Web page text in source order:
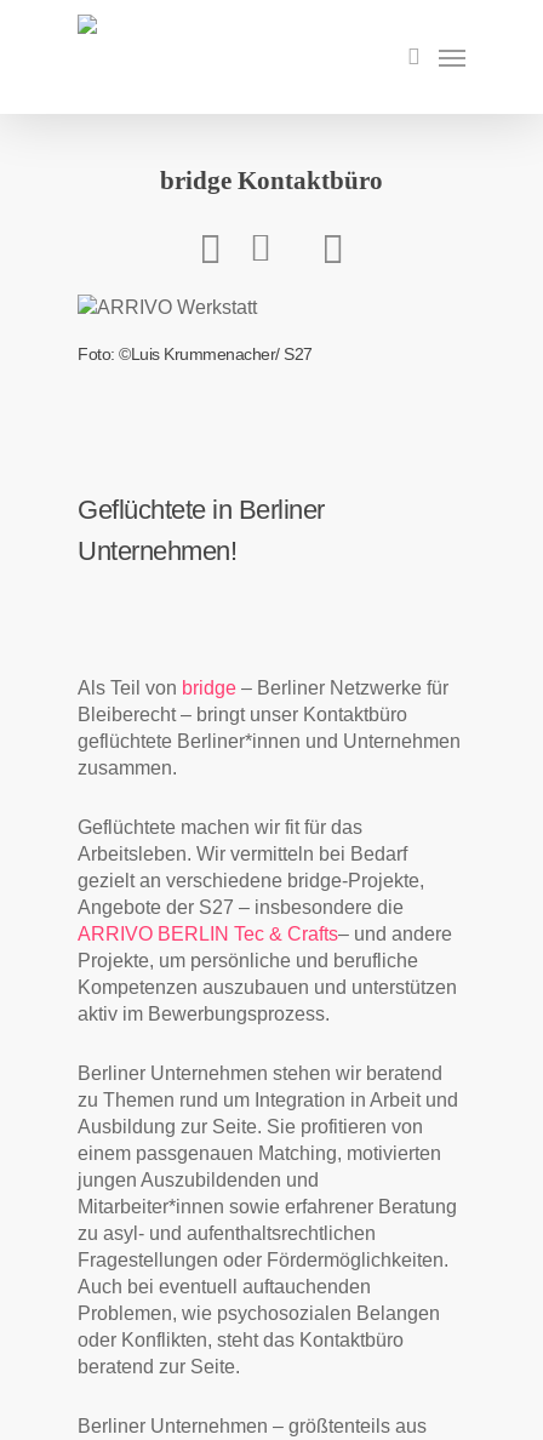
search
Menu
bridge Kontaktbüro
Foto: ©Luis Krummenacher/ S27
Geflüchtete in Berliner
Unternehmen!
Als Teil von bridge – Berliner Netzwerke für
Bleiberecht – bringt unser Kontaktbüro
geflüchtete Berliner*innen und Unternehmen
zusammen.
Geflüchtete machen wir fit für das
Arbeitsleben. Wir vermitteln bei Bedarf
gezielt an verschiedene bridge-Projekte,
Angebote der S27 – insbesondere die
ARRIVO BERLIN Tec & Crafts– und andere
Projekte, um persönliche und berufliche
Kompetenzen auszubauen und unterstützen
aktiv im Bewerbungsprozess.
Berliner Unternehmen stehen wir beratend
zu Themen rund um Integration in Arbeit und
Ausbildung zur Seite. Sie profitieren von
einem passgenauen Matching, motivierten
jungen Auszubildenden und
Mitarbeiter*innen sowie erfahrener Beratung
zu asyl- und aufenthaltsrechtlichen
Fragestellungen oder Fördermöglichkeiten.
Auch bei eventuell auftauchenden
Problemen, wie psychosozialen Belangen
oder Konflikten, steht das Kontaktbüro
beratend zur Seite.
Berliner Unternehmen – größtenteils aus